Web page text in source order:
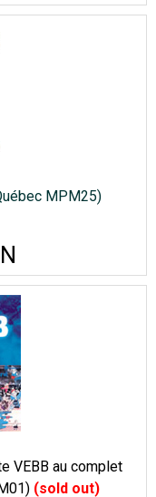
MPM25)
VEBB au complet
(sold out)